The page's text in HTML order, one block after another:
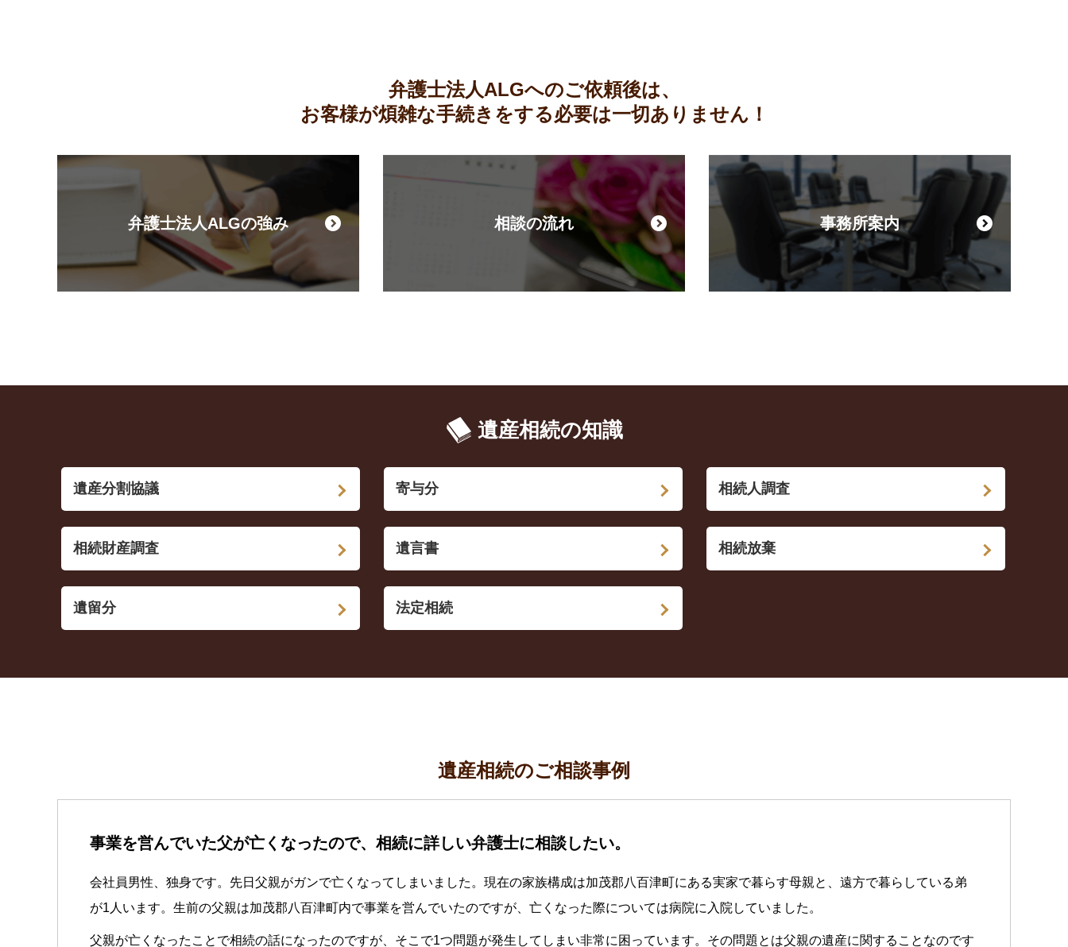
弁護士法人ALGへのご依頼後は、
お客様が煩雑な手続きをする必要は一切ありません！
弁護士法人ALGの強み 相談の流れ 事務所案内
遺産相続の知識
遺産分割協議 寄与分 相続人調査
相続財産調査 遺言書 相続放棄
遺留分 法定相続
遺産相続のご相談事例
事業を営んでいた父が亡くなったので、相続に詳しい弁護士に相談したい。
会社員男性、独身です。先日父親がガンで亡くなってしまいました。現在の家族構成は加茂郡八百津町にある実家で暮らす母親と、遠方で暮らしている弟
が1人います。生前の父親は加茂郡八百津町内で事業を営んでいたのですが、亡くなった際については病院に入院していました。
父親が亡くなったことで相続の話になったのですが、そこで1つ問題が発生してしまい非常に困っています。その問題とは父親の遺産に関することなのです